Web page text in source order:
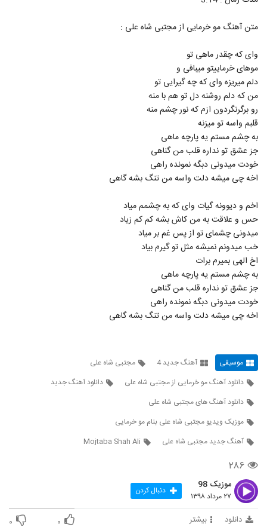
5750
5751
دانلود آهنگ امیر راد شبگرد
5752
آهنگ بارون از مسعود خسروی(پاپ)
۲۴۲ بازدید
5753
۲۲۳ بازدید
دانلود آهنگ رضا ایمانی دلدارم
آهنگ مهدی آذر بنام بله (به همراه مهدی
حسینی)
۲۶۲ بازدید
5756
موزیک زیبای بهترین اشتباه از علی ردکث
۲۹۴ بازدید
آهنگ امید حکیمی بنام قایق شکسته
5758
علیرضا خداوردی آهنگ دختر اصفهانی
۳۹۷ بازدید
آهنگ وینگز بنام پر میکشی
۲۳۴ بازدید
5760
موزیک زیبای امشب از آرش بهمنی
متن آهنگ مو خرمایی از مجتبی شاه علی :
وای که چقدر ماهی تو
موهای خرماییتو میبافی و
دلم میریزه وای که چه گیرایی تو
من که دلم روشنه دل تو هم با منه
رو برگرنگردون ازم که نور چشم منه
قلبم واسه تو میزنه
به چشم مستم یه پارچه ماهی
جز عشق تو نداره قلب من گناهی
خودت میدونی دبگه نمونده راهی
اخه چی میشه دلت واسه من تنگ بشه گاهی
اخم و دیوونه گیات وای که به چشمم میاد
حس و علاقت به من کاش بشه کم کم زیاد
میدونی چشمای تو از پس غم بر میاد
خب میدونم نمیشه مثل تو گیرم بیاد
اخ الهی بمیرم برات
به چشم مستم یه پارچه ماهی
جز عشق تو نداره قلب من گناهی
خودت میدونی دبگه نمونده راهی
اخه چی میشه دلت واسه من تنگ بشه گاهی
موسیقی آهنگ جدید 4
مجتبی شاه علی
دانلود آهنگ مو خرمایی از مجتبی شاه علی
دانلود آهنگ جدید
دانلود آهنگ های مجتبی شاه علی
موزیک ویدیو مجتبی شاه علی بنام مو خرمایی
آهنگ جدید مجتبی شاه علی
Mojtaba Shah Ali
۲۸۶
موزیک 98
۲۷ مرداد ۱۳۹۸ دنبال کردن
دانلود بیشتر ۰ ۰